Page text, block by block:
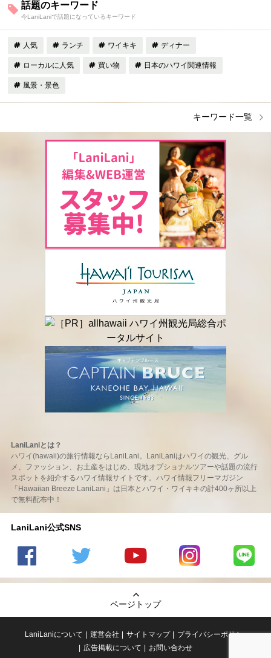
話題のキーワード
今LaniLaniで話題になっているキーワード
人気 ランチ ワイキキ ディナー
ローカルに人気 買い物 日本のハワイ関連情報
風景・景色
キーワード一覧
LaniLaniとは？
ハワイ(hawaii)の旅行情報ならLaniLani。LaniLaniはハワイの観光、グル
メ、ファッション、お土産をはじめ、現地オプショナルツアーや話題の流行
スポットを紹介するハワイ情報サイトです。ハワイ情報フリーマガジン
「Hawaiian Breeze LaniLani」は日本とハワイ・ワイキキの計400ヶ所以上
で無料配布中！
LaniLani公式SNS
の
のtwitter
の
Youtube
チャンネ
LaniLani
LaniLani
ページトップ
LaniLaniについて 運営会社 サイトマップ
プライバシーポリシー
広告掲載について
お問い合わせ